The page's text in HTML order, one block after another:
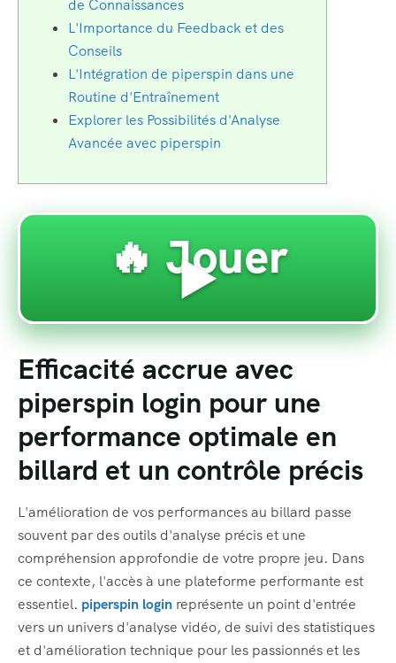
de Connaissances
L'Importance du Feedback et des
Conseils
L'Intégration de piperspin dans une
Routine d'Entraînement
Explorer les Possibilités d'Analyse
Avancée avec piperspin
🔥 Jouer
▶️
Efficacité accrue avec
piperspin login pour une
performance optimale en
billard et un contrôle précis
L'amélioration de vos performances au billard passe
souvent par des outils d'analyse précis et une
compréhension approfondie de votre propre jeu. Dans
ce contexte, l'accès à une plateforme performante est
essentiel. piperspin login représente un point d'entrée
vers un univers d'analyse vidéo, de suivi des statistiques
et d'amélioration technique pour les passionnés et les